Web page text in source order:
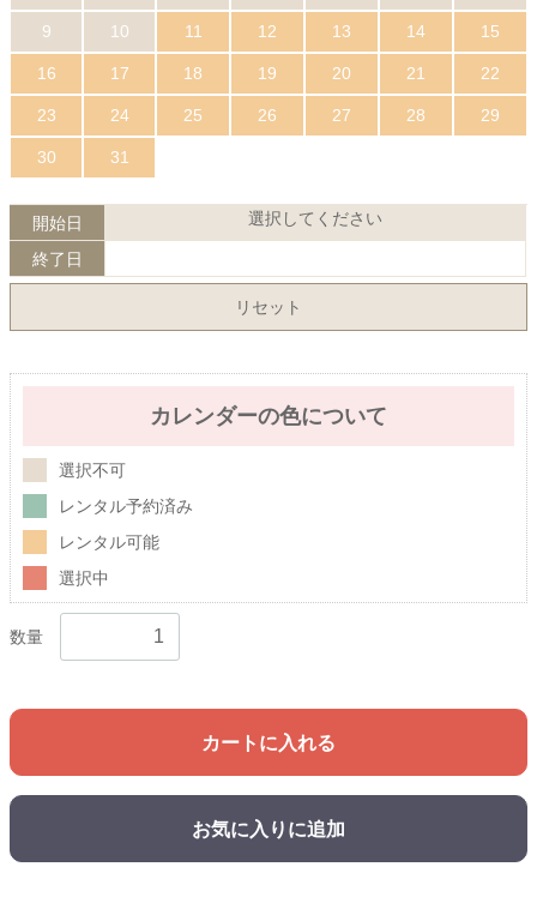
9 10 11 12 13 14 15
16 17 18 19 20 21 22
23 24 25 26 27 28 29
30 31
開始日 選択してください
終了日
リセット
カレンダーの色について
選択不可
レンタル予約済み
レンタル可能
選択中
数量
カートに入れる
お気に入りに追加